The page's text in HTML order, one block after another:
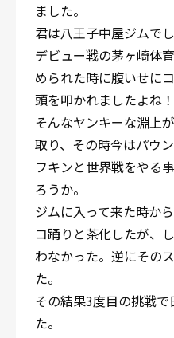
ました。
君は八王子中屋ジムでし
デビュー戦の茅ヶ崎体
められた時に腹いせに
頭を叩かれましたよね！
そんなヤンキーな淵上
取り、その時今はパウ
フキンと世界戦をやる
ろうか。
ジムに入って来た時か
コ踊りと茶化したが、
わなかった。逆にその
た。
その結果3度目の挑戦
た。